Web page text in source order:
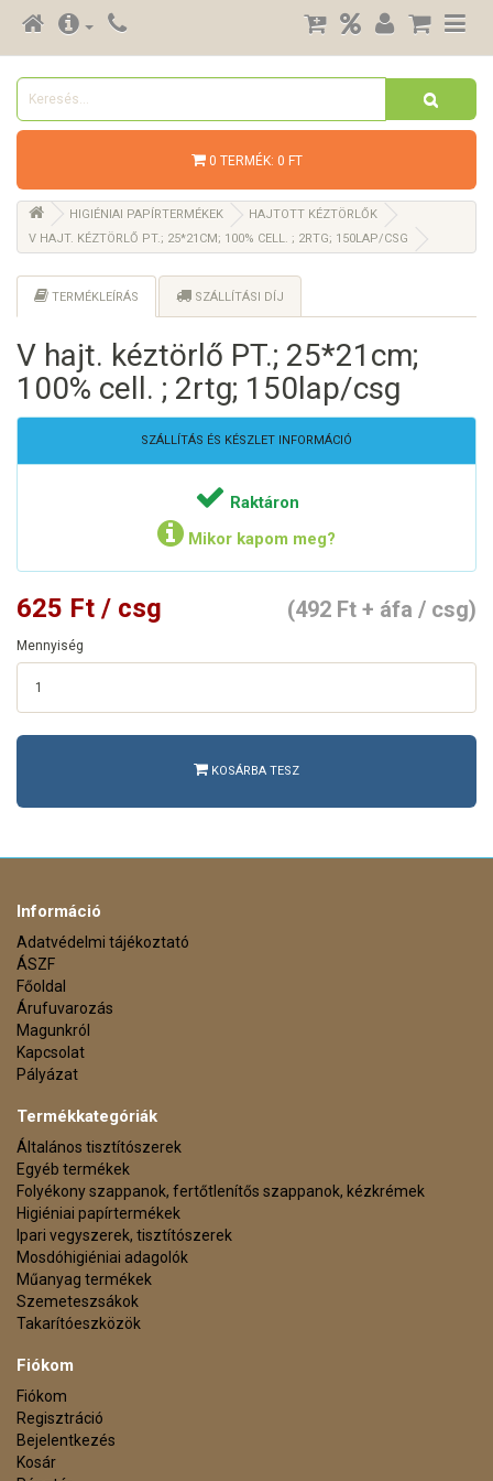
0 TERMÉK: 0 FT
HIGIÉNIAI PAPÍRTERMÉKEK
HAJTOTT KÉZTÖRLŐK
V HAJT. KÉZTÖRLŐ PT.; 25*21CM; 100% CELL. ; 2RTG; 150LAP/CSG
TERMÉKLEÍRÁS SZÁLLÍTÁSI DÍJ
V hajt. kéztörlő PT.; 25*21cm;
100% cell. ; 2rtg; 150lap/csg
SZÁLLÍTÁS ÉS KÉSZLET INFORMÁCIÓ
Raktáron
Mikor kapom meg?
625 Ft / csg (492 Ft + áfa / csg)
Mennyiség
KOSÁRBA TESZ
Információ
Adatvédelmi tájékoztató
ÁSZF
Főoldal
Árufuvarozás
Magunkról
Kapcsolat
Pályázat
Termékkategóriák
Általános tisztítószerek
Egyéb termékek
Folyékony szappanok, fertőtlenítős szappanok, kézkrémek
Higiéniai papírtermékek
Ipari vegyszerek, tisztítószerek
Mosdóhigiéniai adagolók
Műanyag termékek
Szemeteszsákok
Takarítóeszközök
Fiókom
Fiókom
Regisztráció
Bejelentkezés
Kosár